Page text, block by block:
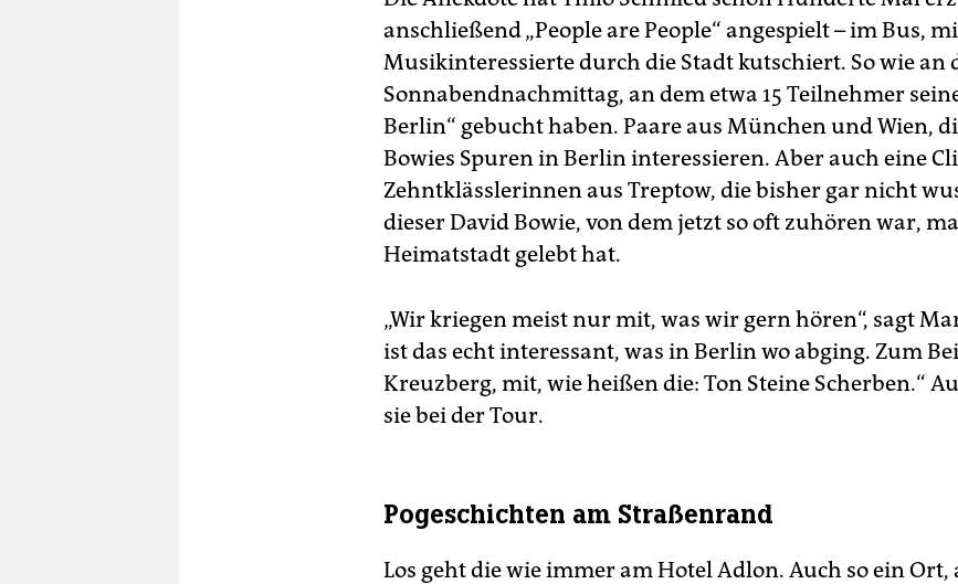
anschließend „People are People“ angespielt – im Bus,
Musikinteressierte durch die Stadt kutschiert. So wie an
Sonnabendnachmittag, an dem etwa 15 Teilnehmer
Berlin“ gebucht haben. Paare aus München und Wien,
Bowies Spuren in Berlin interessieren. Aber auch eine
Zehntklässlerinnen aus Treptow, die bisher gar nicht
dieser David Bowie, von dem jetzt so oft zuhören war,
Heimatstadt gelebt hat.
„Wir kriegen meist nur mit, was wir gern hören“, sagt
ist das echt interessant, was in Berlin wo abging. Zum
Kreuzberg, mit, wie heißen die: Ton Steine Scherben.“
sie bei der Tour.
Pogeschichten am Straßenrand
Los geht die wie immer am Hotel Adlon. Auch so ein Ort,